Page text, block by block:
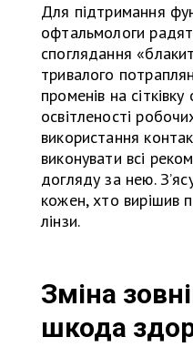
Для підтримання
офтальмологи
споглядання
тривалого
променів на
освітленості
використання
виконувати всі
догляду за нею.
кожен, хто вирішив
лінзи.
Зміна
шкода